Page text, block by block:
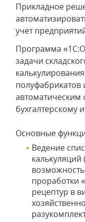
Прикладное
учет
Программа
задачи
полуфабрикатов
бухгалтерскому
Основные
Ведение
калькуляций
проработки
рецептур в